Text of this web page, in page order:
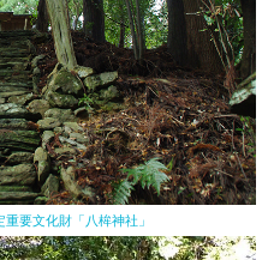
要文化財「八桙神社」